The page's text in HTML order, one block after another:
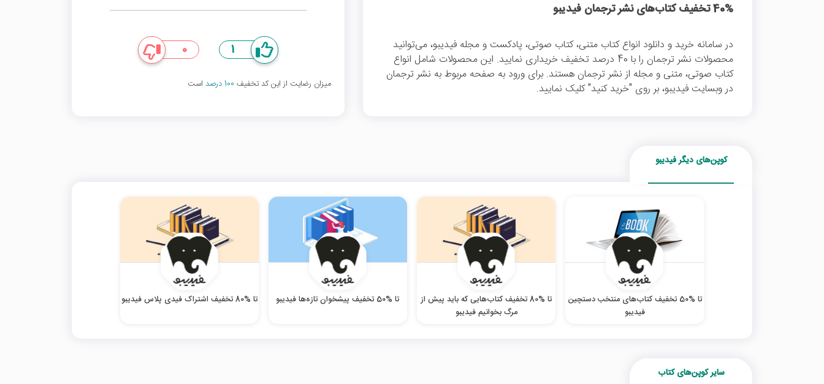
40% تخفیف کتاب‌های نشر ترجمان فیدیبو
در سامانه خرید و دانلود انواع کتاب متنی، کتاب صوتی، پادکست و مجله فیدیبو، می‌توانید
محصولات نشر ترجمان را با 40 درصد تخفیف خریداری نمایید. این محصولات شامل انواع
کتاب صوتی، متنی و مجله از نشر ترجمان هستند. برای ورود به صفحه مربوط به نشر ترجمان
در وبسایت فیدیبو، بر روی "خرید کنید" کلیک نمایید.
1
0
میزان رضایت از این کد تخفیف 100 درصد است
کوپن‌های دیگر فیدیبو
تا %50 تخفیف کتاب‌های منتخب دستچین
فیدیبو
تا %80 تخفیف کتاب‌هایی که باید پیش از
مرگ بخوانیم فیدیبو
تا %50 تخفیف پیشخوان تازه‌ها فیدیبو تا %80 تخفیف اشتراک فیدی پلاس فیدیبو
سایر کوپن‌های کتاب